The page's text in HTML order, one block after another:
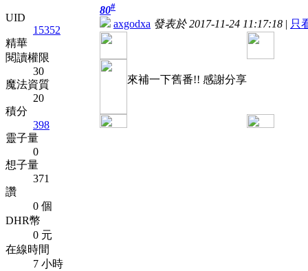
UID
15352
精華
閱讀權限
30
魔法資質
20
積分
398
靈子量
0
想子量
371
讚
0 個
DHR幣
0 元
在線時間
7 小時
80#
axgodxa 發表於 2017-11-24 11:17:18 | 只
來補一下舊番!! 感謝分享